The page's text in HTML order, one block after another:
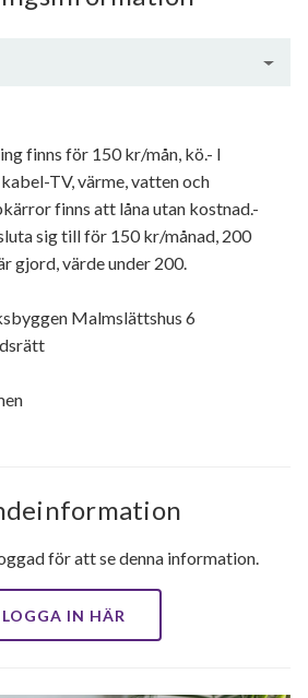
finns för 150 kr/mån, kö.- I
TV, värme, vatten och
finns att låna utan kostnad.-
sig till för 150 kr/månad, 200
gjord, värde under 200.
Malmslättshus 6
för att se denna information.
LOGGA IN HÄR